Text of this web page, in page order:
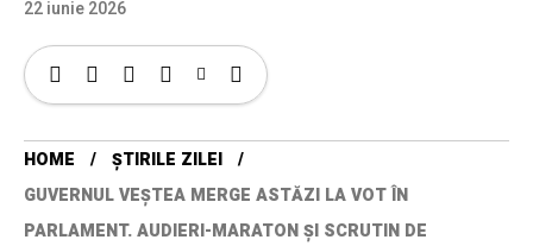
22 iunie 2026
HOME
ȘTIRILE ZILEI
GUVERNUL VEȘTEA MERGE ASTĂZI LA VOT ÎN
PARLAMENT. AUDIERI-MARATON ȘI SCRUTIN DE